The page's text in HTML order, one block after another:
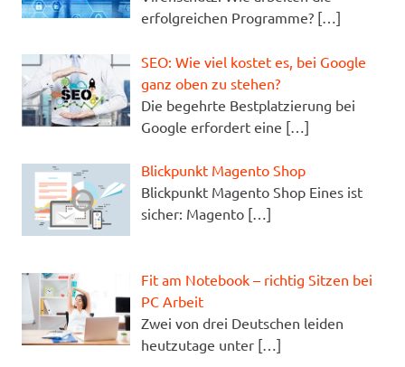
erfolgreichen Programme? […]
SEO: Wie viel kostet es, bei Google
ganz oben zu stehen?
Die begehrte Bestplatzierung bei
Google erfordert eine […]
Blickpunkt Magento Shop
Blickpunkt Magento Shop Eines ist
sicher: Magento […]
Fit am Notebook – richtig Sitzen bei
PC Arbeit
Zwei von drei Deutschen leiden
heutzutage unter […]